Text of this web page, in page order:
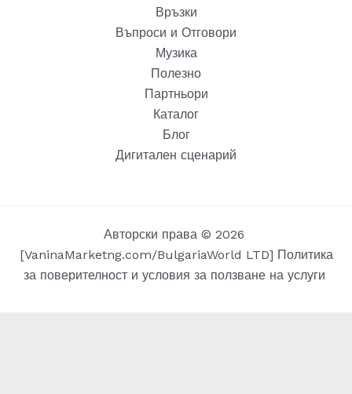
Връзки
Въпроси и Отговори
Музика
Полезно
Партньори
Каталог
Блог
Дигитален сценарий
Авторски права © 2026
[VaninaMarketng.com/BulgariaWorld LTD] Политика
за поверителност и условия за ползване на услуги